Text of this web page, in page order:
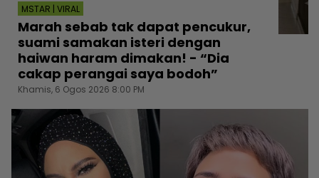
MSTAR | VIRAL
Marah sebab tak dapat pencukur,
suami samakan isteri dengan
haiwan haram dimakan! - “Dia
cakap perangai saya bodoh”
Khamis, 6 Ogos 2026 8:00 PM